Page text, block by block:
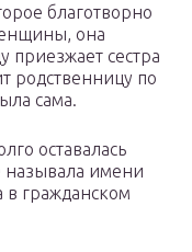
благотворно
она
приезжает сестра
родственницу по
сама.
оставалась
называла имени
в гражданском